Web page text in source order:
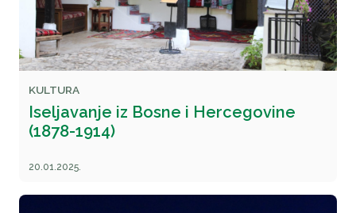
KULTURA
Iseljavanje iz Bosne i Hercegovine
(1878-1914)
20.01.2025.